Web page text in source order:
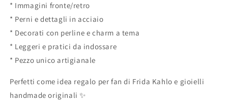
* Immagini fronte/retro
* Perni e dettagli in acciaio
* Decorati con perline e charm a tema
* Leggeri e pratici da indossare
* Pezzo unico artigianale
Perfetti come idea regalo per fan di Frida Kahlo e gioielli
handmade originali ✨